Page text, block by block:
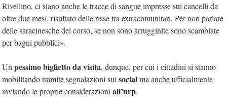
Rivellino, ci siano anche le tracce di sangue impresse sui cancelli da
oltre due mesi, risultato delle risse tra extracomunitari. Per non parlare
delle saracinesche del corso, se non sono arrugginite sono scambiate
per bagni pubblici».
Unpessimo biglietto da visita, dunque, per cui i cittadini si stanno
mobilitando tramite segnalazioni suisocialma anche ufficialmente
inviando le proprie considerazioniall’urp.